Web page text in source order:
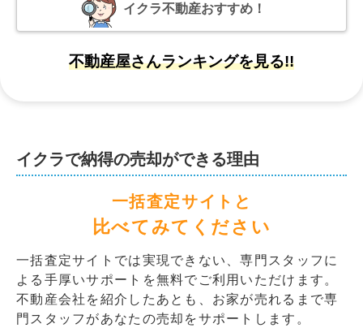
イクラ不動産おすすめ！
不動産屋さんランキングを見る!!
イクラで納得の売却ができる理由
一括査定サイトと
比べてみてください
一括査定サイトでは実現できない、専門スタッフに
よる手厚いサポートを無料でご利用いただけます。
不動産会社を紹介したあとも、お家が売れるまで専
門スタッフがあなたの売却をサポートします。